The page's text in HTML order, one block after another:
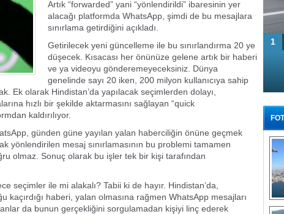
Artık “forwarded” yani “yönlendirildi” ibaresinin yer
alacağı platformda WhatsApp, şimdi de bu mesajlara
sınırlama getirdiğini açıkladı.
Getirilecek yeni güncelleme ile bu sınırlandırma 20 ye
düşecek. Kısacası her önünüze gelene artık bir haberi
ve ya videoyu gönderemeyeceksiniz. Dünya
genelinde sayı 20 iken, 200 milyon kullanıcıya sahip
Ek olarak Hindistan’da yapılacak seçimlerden dolayı,
hızlı bir şekilde aktarmasını sağlayan “quick
kaldırılıyor.
günden güne yayılan yalan haberciliğin önüne geçmek
yönlendirilen mesaj sınırlamasının bu problemi tamamen
olmaz. Sonuç olarak bu işler tek bir kişi tarafından
seçimler ile mi alakalı? Tabii ki de hayır. Hindistan’da,
kaçırdığı haberi, yalan olmasına rağmen WhatsApp mesajları
da bunun gerçekliğini sorgulamadan kişiyi linç ederek
1